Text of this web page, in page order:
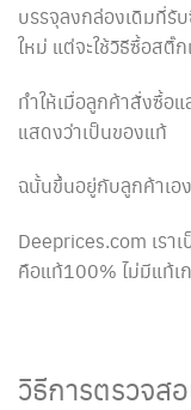
บรรจุลงกล่องเดิมที่รั
ใหม่ แต่จะใช้วิธีซื้อสติ๊
ทำให้เมื่อลูกค้าสั่งซื้อ
แสดงว่าเป็นของแท้
ฉนั้นขึ้นอยู่กับลูกค้าเอ
Deeprices.com เร
คือแท้100% ไม่มีแท้เ
วิธีการตรวจ